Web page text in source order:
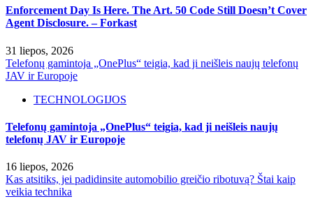
Enforcement Day Is Here. The Art. 50 Code Still Doesn’t Cover
Agent Disclosure. – Forkast
31 liepos, 2026
Telefonų gamintoja „OnePlus“ teigia, kad ji neišleis naujų telefonų
JAV ir Europoje
TECHNOLOGIJOS
Telefonų gamintoja „OnePlus“ teigia, kad ji neišleis naujų
telefonų JAV ir Europoje
16 liepos, 2026
Kas atsitiks, jei padidinsite automobilio greičio ribotuvą? Štai kaip
veikia technika